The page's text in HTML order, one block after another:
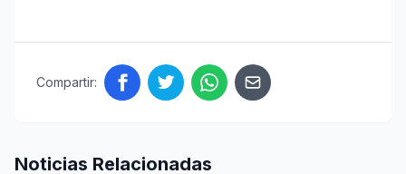
Compartir:
Noticias Relacionadas